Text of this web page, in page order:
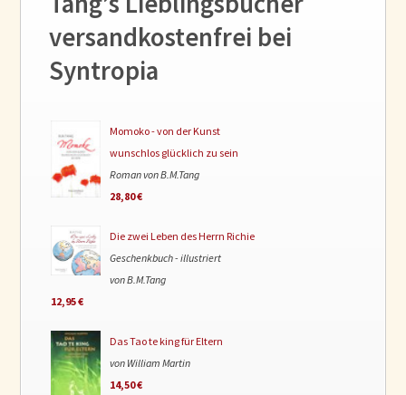
versandkostenfrei bei
Syntropia
Momoko - von der Kunst
wunschlos glücklich zu sein
Roman von B.M.Tang
28,80 €
Die zwei Leben des Herrn Richie
Geschenkbuch - illustriert
von B.M.Tang
12,95 €
Das Tao te king für Eltern
von William Martin
14,50 €